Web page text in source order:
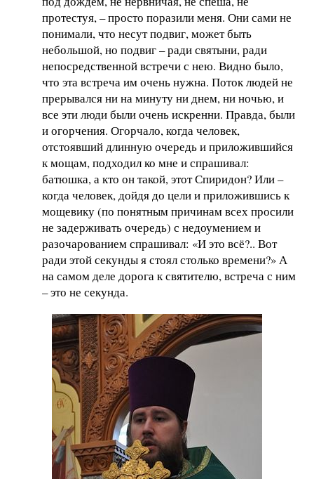
протестуя, – просто поразили меня. Они сами не
понимали, что несут подвиг, может быть
небольшой, но подвиг – ради святыни, ради
непосредственной встречи с нею. Видно было,
что эта встреча им очень нужна. Поток людей не
прерывался ни на минуту ни днем, ни ночью, и
все эти люди были очень искренни. Правда, были
и огорчения. Огорчало, когда человек,
отстоявший длинную очередь и приложившийся
к мощам, подходил ко мне и спрашивал:
батюшка, а кто он такой, этот Спиридон? Или –
когда человек, дойдя до цели и приложившись к
мощевику (по понятным причинам всех просили
не задерживать очередь) с недоумением и
разочарованием спрашивал: «И это всё?.. Вот
ради этой секунды я стоял столько времени?» А
на самом деле дорога к святителю, встреча с ним
– это не секунда.